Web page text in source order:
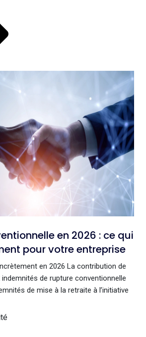
en 2026 : ce qui
pour votre entreprise
en 2026 La contribution de
indemnités de rupture conventionnelle
de mise à la retraite à l’initiative